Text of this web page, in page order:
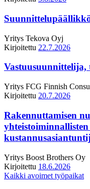
Yritys Tekova Oyj
Kirjoitettu 22.7.2026
Yritys FCG Finnish
Kirjoitettu 20.7.2026
Rakennuttamisen
Yritys Boost Brothers Oy
Kirjoitettu 18.6.2026
Kaikki avoimet työpaikat